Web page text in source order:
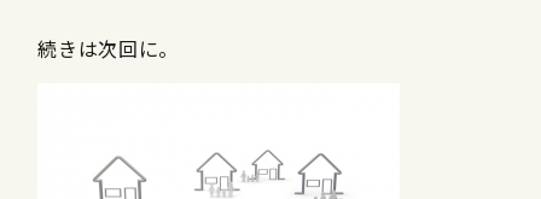
続きは次回に。